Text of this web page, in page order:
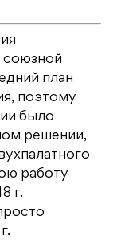
союзной
план
поэтому
было
решении,
работу
г.